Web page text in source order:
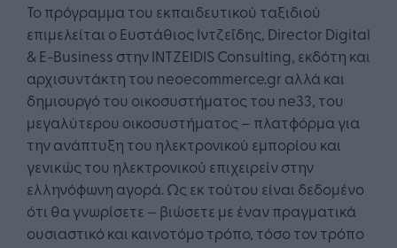
Το πρόγραμμα του εκπαιδευτικού ταξιδιού
επιμελείται ο Ευστάθιος Ιντζεΐδης, Director Digital
& E-Business στην INTZEIDIS Consulting, εκδότη και
αρχισυντάκτη του neoecommerce.gr αλλά και
δημιουργό του οικοσυστήματος του ne33, του
μεγαλύτερου οικοσυστήματος – πλατφόρμα για
την ανάπτυξη του ηλεκτρονικού εμπορίου και
γενικώς του ηλεκτρονικού επιχειρείν στην
ελληνόφωνη αγορά. Ως εκ τούτου είναι δεδομένο
ότι θα γνωρίσετε – βιώσετε με έναν πραγματικά
ουσιαστικό και καινοτόμο τρόπο, τόσο τον τρόπο